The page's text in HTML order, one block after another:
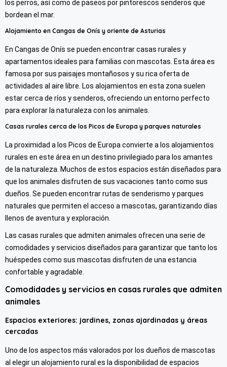
los perros, así como de paseos por pintorescos senderos que
bordean el mar.
Alojamiento en Cangas de Onís y oriente de Asturias
En Cangas de Onís se pueden encontrar casas rurales y
apartamentos ideales para familias con mascotas. Esta área es
famosa por sus paisajes montañosos y su rica oferta de
actividades al aire libre. Los alojamientos en esta zona suelen
estar cerca de ríos y senderos, ofreciendo un entorno perfecto
para explorar la naturaleza con los animales.
Casas rurales cerca de los Picos de Europa y parques naturales
La proximidad a los Picos de Europa convierte a los alojamientos
rurales en este área en un destino privilegiado para los amantes
de la naturaleza. Muchos de estos espacios están diseñados para
que los animales disfruten de sus vacaciones tanto como sus
dueños. Se pueden encontrar rutas de senderismo y parques
naturales que permiten el acceso a mascotas, garantizando días
llenos de aventura y exploración.
Las casas rurales que admiten animales ofrecen una serie de
comodidades y servicios diseñados para garantizar que tanto los
huéspedes como sus mascotas disfruten de una estancia
confortable y agradable.
Comodidades y servicios en casas rurales que admiten
animales
Espacios exteriores: jardines, zonas ajardinadas y áreas
cercadas
Uno de los aspectos más valorados por los dueños de mascotas
al elegir un alojamiento rural es la disponibilidad de espacios